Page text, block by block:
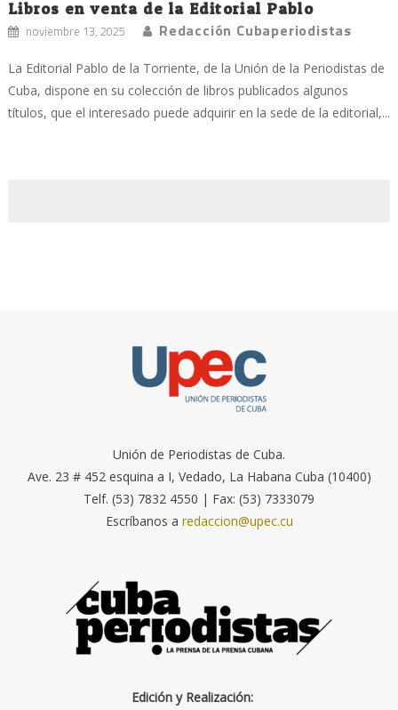
Libros en venta de la Editorial Pablo
noviembre 13, 2025 Redacción Cubaperiodistas
La Editorial Pablo de la Torriente, de la Unión de la Periodistas de
Cuba, dispone en su colección de libros publicados algunos
títulos, que el interesado puede adquirir en la sede de la editorial,...
Unión de Periodistas de Cuba.
Ave. 23 # 452 esquina a I, Vedado, La Habana Cuba (10400)
Telf. (53) 7832 4550 | Fax: (53) 7333079
Escríbanos a redaccion@upec.cu
Edición y Realización: